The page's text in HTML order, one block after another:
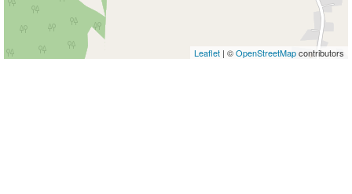
Leaflet | ©OpenStreetMapcontributors